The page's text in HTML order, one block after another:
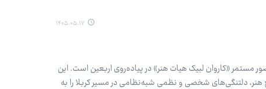
۱۴۰۵.۰۵.۱۷
مستمر «کاروان لبیک هیات هنر» در پیاده‌روی اربعین است. این
هنر، دلتنگی‌های شخصی و نظمی شبه‌نظامی در مسیر کربلا را به